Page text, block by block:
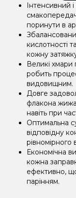
Інтенсивний
поринути в
кислотності
кожну
Великі хмари
робить
видовищним.
Довге
флакона
навіть при
Оптимальна
відповідну
рівномірного
Економічна
кожна
ефективно,
парінням.